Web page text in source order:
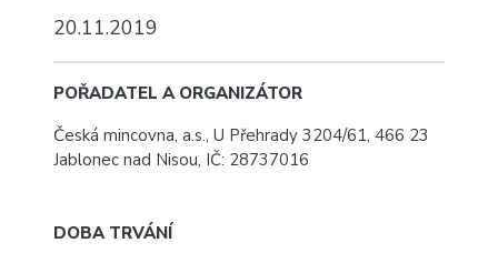
20.11.2019
POŘADATEL A ORGANIZÁTOR
Česká mincovna, a.s., U Přehrady 3204/61, 466 23
Jablonec nad Nisou, IČ: 28737016
DOBA TRVÁNÍ